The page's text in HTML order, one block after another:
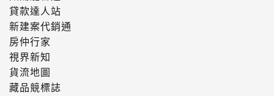
貸款達人站
新建案代銷通
房仲行家
視界新知
貨流地圖
藏品競標誌